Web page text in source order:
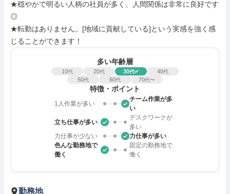
★穏やかで明るい人柄の社員が多く、人間関係は非常に良好です
◎
★転勤はありません。[地域に貢献している]という実感を強く感
じることができます！
多い年齢層
10代 20代 30代 40代
50代 60代 70代〜
特徴・ポイント
1人作業が多い
チーム作業が多
い
立ち仕事が多い
デスクワークが
多い
力仕事が少ない
力仕事が多い
色んな勤務地で
働く
固定の勤務地で
働く
勤務地